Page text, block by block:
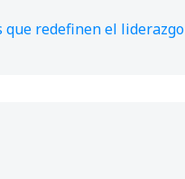
que redefinen el liderazgo